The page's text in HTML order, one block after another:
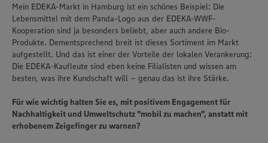
Mein EDEKA-Markt in Hamburg ist ein schönes Beispiel: Die
Lebensmittel mit dem Panda-Logo aus der EDEKA-WWF-
Kooperation sind ja besonders beliebt, aber auch andere Bio-
Produkte. Dementsprechend breit ist dieses Sortiment im Markt
aufgestellt. Und das ist einer der Vorteile der lokalen Verankerung:
Die EDEKA-Kaufleute sind eben keine Filialisten und wissen am
besten, was ihre Kundschaft will – genau das ist ihre Stärke.
Für wie wichtig halten Sie es, mit positivem Engagement für
Nachhaltigkeit und Umweltschutz "mobil zu machen", anstatt mit
erhobenem Zeigefinger zu warnen?